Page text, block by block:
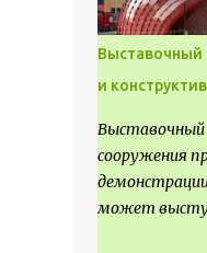
на них. Одни
выращивания
т.д.
Выставочный
и
Выставочный
сооружения
может